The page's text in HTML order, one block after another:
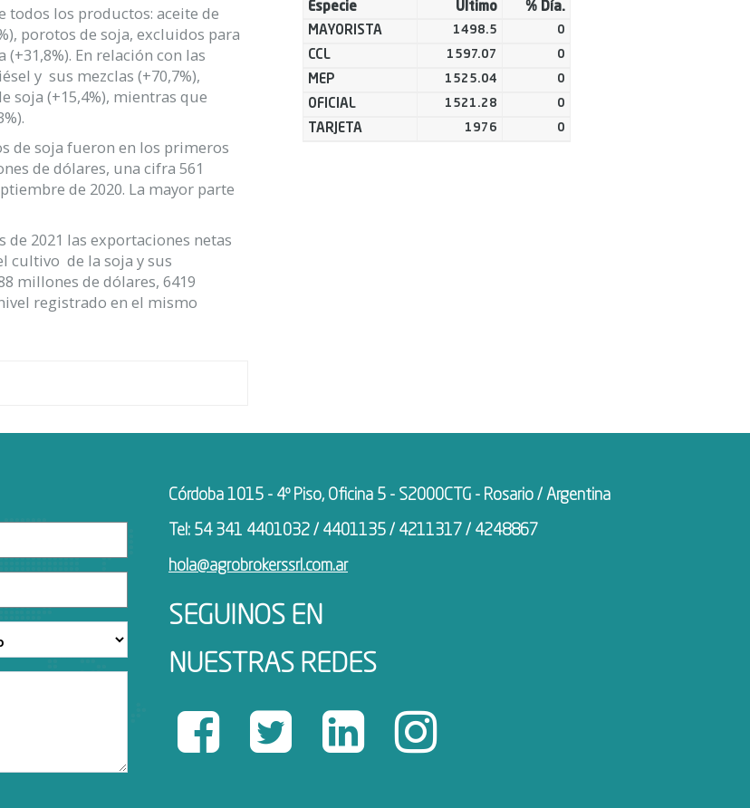
todos los productos: aceite de
porotos de soja, excluidos para
En relación con las
y sus mezclas (+70,7%),
soja (+15,4%), mientras que
de soja fueron en los primeros
de dólares, una cifra 561
de 2020. La mayor parte
2021 las exportaciones netas
cultivo de la soja y sus
millones de dólares, 6419
registrado en el mismo
Especie Último
% Día.
MAYORISTA
1498.5 0
CCL 1597.07 0
MEP 1525.04 0
OFICIAL 1521.28 0
TARJETA 1976 0
Córdoba 1015 - 4º Piso, Oficina 5 - S2000CTG - Rosario / Argentina
Tel: 54 341 4401032 / 4401135 / 4211317 / 4248867
hola@agrobrokerssrl.com.ar
SEGUINOS EN
NUESTRAS REDES